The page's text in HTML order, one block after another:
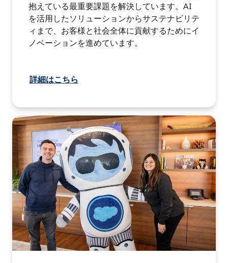
抱えている最重要課題を解決しています。AI
を活用したソリューションからサステナビリテ
ィまで、お客様と社会全体に貢献するためにイ
ノベーションを進めています。
詳細はこちら